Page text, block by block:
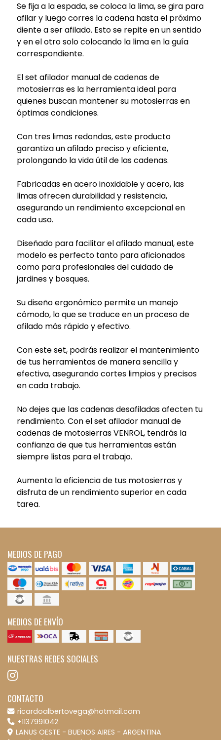
Se fija a la espada, se coloca la lima, se gira para
afilar y luego corres la cadena hasta el próximo
diente a ser afilado. Esto se repite en un sentido
y en el otro solo colocando la lima en la guía
correspondiente.
El set afilador manual de cadenas de
motosierras es la herramienta ideal para
quienes buscan mantener su motosierras en
óptimas condiciones.
Con tres limas redondas, este producto
garantiza un afilado preciso y eficiente,
prolongando la vida útil de las cadenas.
Fabricadas en acero inoxidable y acero, las
limas ofrecen durabilidad y resistencia,
asegurando un rendimiento excepcional en
cada uso.
Diseñado para facilitar el afilado manual, este
modelo es perfecto tanto para aficionados
como para profesionales del cuidado de
jardines y bosques.
Su diseño ergonómico permite un manejo
cómodo, lo que se traduce en un proceso de
afilado más rápido y efectivo.
Con este set, podrás realizar el mantenimiento
de tus herramientas de manera sencilla y
efectiva, asegurando cortes limpios y precisos
en cada trabajo.
No dejes que las cadenas desafiladas afecten tu
rendimiento. Con el set afilador manual de
cadenas de motosierras VENROL, tendrás la
confianza de que tus herramientas están
siempre listas para el trabajo.
Aumenta la eficiencia de tus motosierras y
disfruta de un rendimiento superior en cada
tarea.
MEDIOS DE PAGO
MEDIOS DE ENVÍO
NUESTRAS REDES SOCIALES
CONTACTO
ricardoalbertovega@hotmail.com
+1137991042
LANUS OESTE - BUENOS AIRES - ARGENTINA